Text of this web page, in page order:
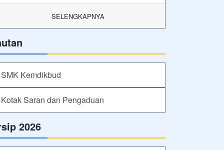
SELENGKAPNYA
SMK Kemdikbud
Kotak Saran dan Pengaduan
2026